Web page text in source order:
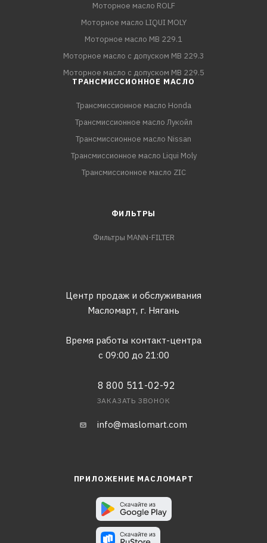
Моторное масло ROLF
Моторное масло LIQUI MOLY
Моторное масло MB 229.1
Моторное масло с допуском MB 229.3
Моторное масло с допуском MB 229.5
ТРАНСМИССИОННОЕ МАСЛО
Трансмиссионное масло Honda
Трансмиссионное масло Лукойл
Трансмиссионное масло Nissan
Трансмиссионное масло Liqui Moly
Трансмиссионное масло ZIC
ФИЛЬТРЫ
Фильтры MANN-FILTER
Центр продаж и обслуживания
Масломарт, г. Нягань
Время работы контакт-центра
с 09:00 до 21:00
8 800 511-02-92
ЗАКАЗАТЬ ЗВОНОК
info@maslomart.com
ПРИЛОЖЕНИЕ МАСЛОМАРТ